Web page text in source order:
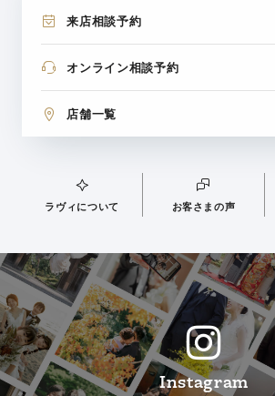
来店相談予約
オンライン相談予約
店舗一覧
ラヴィについて お客さまの声
Instagram